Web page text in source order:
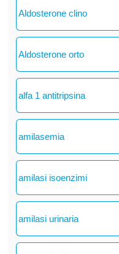
Aldosterone clino
Aldosterone orto
alfa 1 antitripsina
amilasemia
amilasi isoenzimi
amilasi urinaria